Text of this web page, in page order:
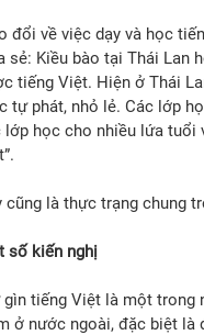
đổi về việc dạy và học
sẻ: Kiều bào tại Thái Lan
tiếng Việt. Hiện ở Thái
tự phát, nhỏ lẻ. Các lớp
lớp học cho nhiều lứa tuổi
cũng là thực trạng chung
số kiến nghị
gìn tiếng Việt là một trong
ở nước ngoài, đặc biệt là